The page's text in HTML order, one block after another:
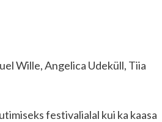
Wille, Angelica Udeküll, Tiia
festivalialal kui ka kaasa